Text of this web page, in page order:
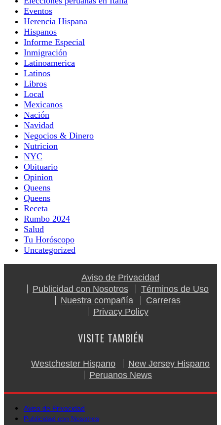
Eventos
Herencia Hispana
Hispanos
Informe Especial
Inmigración
Latinoamerica
Latinos
Libros
Local
Mexicanos
Nación
Navidad
Negocios & Dinero
Nutricion
NYC
Obituario
Opinion
Queens
Queens
Receta
Rumbo 2024
Salud
Tu Horóscopo
Uncategorized
Aviso de Privacidad
Publicidad con Nosotros
Términos de Uso
Nuestra compañía
Carreras
Privacy Policy
VISITE TAMBIÉN
Westchester Hispano
New Jersey Hispano
Peruanos News
Aviso de Privacidad
Publicidad con Nosotros